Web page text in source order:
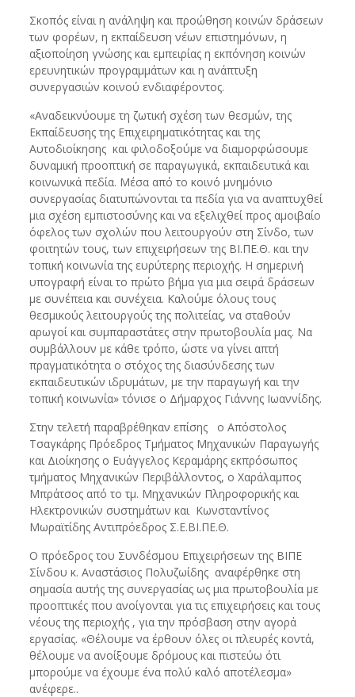
Σκοπός είναι η ανάληψη και προώθηση κοινών δράσεων
των φορέων, η εκπαίδευση νέων επιστημόνων, η
αξιοποίηση γνώσης και εμπειρίας η εκπόνηση κοινών
ερευνητικών προγραμμάτων και η ανάπτυξη
συνεργασιών κοινού ενδιαφέροντος.
«Αναδεικνύουμε τη ζωτική σχέση των θεσμών, της
Εκπαίδευσης της Επιχειρηματικότητας και της
Αυτοδιοίκησης και φιλοδοξούμε να διαμορφώσουμε
δυναμική προοπτική σε παραγωγικά, εκπαιδευτικά και
κοινωνικά πεδία. Μέσα από το κοινό μνημόνιο
συνεργασίας διατυπώνονται τα πεδία για να αναπτυχθεί
μια σχέση εμπιστοσύνης και να εξελιχθεί προς αμοιβαίο
όφελος των σχολών που λειτουργούν στη Σίνδο, των
φοιτητών τους, των επιχειρήσεων της ΒΙ.ΠΕ.Θ. και την
τοπική κοινωνία της ευρύτερης περιοχής. Η σημερινή
υπογραφή είναι το πρώτο βήμα για μια σειρά δράσεων
με συνέπεια και συνέχεια. Καλούμε όλους τους
θεσμικούς λειτουργούς της πολιτείας, να σταθούν
αρωγοί και συμπαραστάτες στην πρωτοβουλία μας. Να
συμβάλλουν με κάθε τρόπο, ώστε να γίνει απτή
πραγματικότητα ο στόχος της διασύνδεσης των
εκπαιδευτικών ιδρυμάτων, με την παραγωγή και την
τοπική κοινωνία» τόνισε ο Δήμαρχος Γιάννης Ιωαννίδης.
Στην τελετή παραβρέθηκαν επίσης ο Απόστολος
Τσαγκάρης Πρόεδρος Τμήματος Μηχανικών Παραγωγής
και Διοίκησης ο Ευάγγελος Κεραμάρης εκπρόσωπος
τμήματος Μηχανικών Περιβάλλοντος, ο Χαράλαμπος
Μπράτσος από το τμ. Μηχανικών Πληροφορικής και
Ηλεκτρονικών συστημάτων και Κωνσταντίνος
Μωραϊτίδης Αντιπρόεδρος Σ.Ε.ΒΙ.ΠΕ.Θ.
Ο πρόεδρος του Συνδέσμου Επιχειρήσεων της ΒΙΠΕ
Σίνδου κ. Αναστάσιος Πολυζωίδης αναφέρθηκε στη
σημασία αυτής της συνεργασίας ως μια πρωτοβουλία με
προοπτικές που ανοίγονται για τις επιχειρήσεις και τους
νέους της περιοχής , για την πρόσβαση στην αγορά
εργασίας. «Θέλουμε να έρθουν όλες οι πλευρές κοντά,
θέλουμε να ανοίξουμε δρόμους και πιστεύω ότι
μπορούμε να έχουμε ένα πολύ καλό αποτέλεσμα»
ανέφερε..